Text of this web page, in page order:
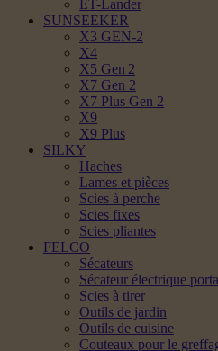
ET-Lander
SUNSEEKER
X3 GEN-2
X4
X5 Gen 2
X7 Gen 2
X7 Plus Gen 2
X9
X9 Plus
SILKY
Haches
Lames et pièces
Scies à perche
Scies fixes
Scies pliantes
FELCO
Sécateurs
Sécateur électrique
Scies à tirer
Outils de jardin
Outils de cuisine
Couteaux pour le